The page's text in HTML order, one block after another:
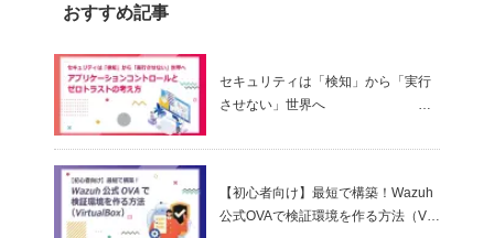
おすすめ記事
セキュリティは「検知」から「実行
させない」世界へ
ゼロトラストの考え方
【初心者向け】最短で構築！Wazuh
公式OVAで検証環境を作る方法（Virt